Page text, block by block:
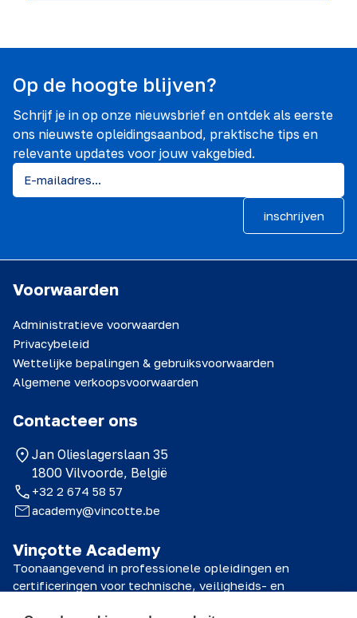
Op de hoogte blijven?
Schrijf je in op onze nieuwsbrief en ontdek als eerste
ons nieuwste opleidingsaanbod, praktische tips en
relevante updates voor jouw vakgebied.
inschrijven
Vinçotte Academy
Toonaangevend in professionele opleidingen en
certificeringen voor technische, veiligheids- en
Voorwaarden
Administratieve voorwaarden
Privacybeleid
Wettelijke bepalingen & gebruiksvoorwaarden
Algemene verkoopsvoorwaarden
Contacteer ons
Jan Olieslagerslaan 35
1800 Vilvoorde, België
+32 2 674 58 57
academy@vincotte.be